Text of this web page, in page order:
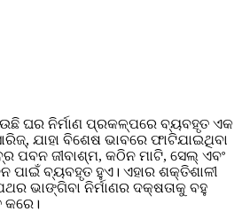
ଘର ନିର୍ମାଣ ପ୍ରକଳ୍ପରେ ବ୍ୟବହୃତ ଏକ
ଯାହା ବିଶେଷ ଭାବରେ ଫାଟିଯାଇଥିବା
ପବନ ଜୀବାଶ୍ମ, କଠିନ ମାଟି, ସେଲ୍ ଏବଂ
ପାଇଁ ବ୍ୟବହୃତ ହୁଏ। ଏହାର ଶକ୍ତିଶାଳୀ
ଭାଙ୍ଗିବା ନିର୍ମାଣର ଦକ୍ଷତାକୁ ବହୁ
କରେ।